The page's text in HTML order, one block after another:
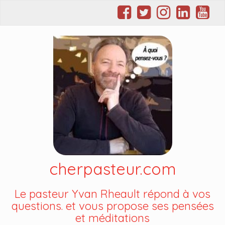
cherpasteur.com
Le pasteur Yvan Rheault répond à vos
questions. et vous propose ses pensées
et méditations